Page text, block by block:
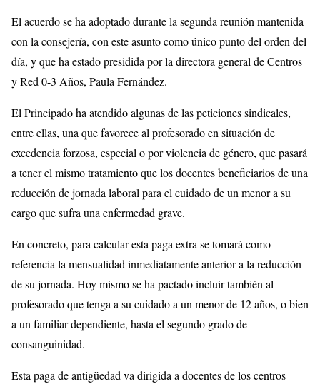
El acuerdo se ha adoptado durante la segunda reunión mantenida
con la consejería, con este asunto como único punto del orden del
día, y que ha estado presidida por la directora general de Centros
y Red 0-3 Años, Paula Fernández.
El Principado ha atendido algunas de las peticiones sindicales,
entre ellas, una que favorece al profesorado en situación de
excedencia forzosa, especial o por violencia de género, que pasará
a tener el mismo tratamiento que los docentes beneficiarios de una
reducción de jornada laboral para el cuidado de un menor a su
cargo que sufra una enfermedad grave.
En concreto, para calcular esta paga extra se tomará como
referencia la mensualidad inmediatamente anterior a la reducción
de su jornada. Hoy mismo se ha pactado incluir también al
profesorado que tenga a su cuidado a un menor de 12 años, o bien
a un familiar dependiente, hasta el segundo grado de
consanguinidad.
Esta paga de antigüedad va dirigida a docentes de los centros